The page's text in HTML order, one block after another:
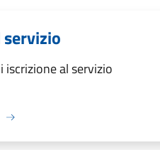
al servizio